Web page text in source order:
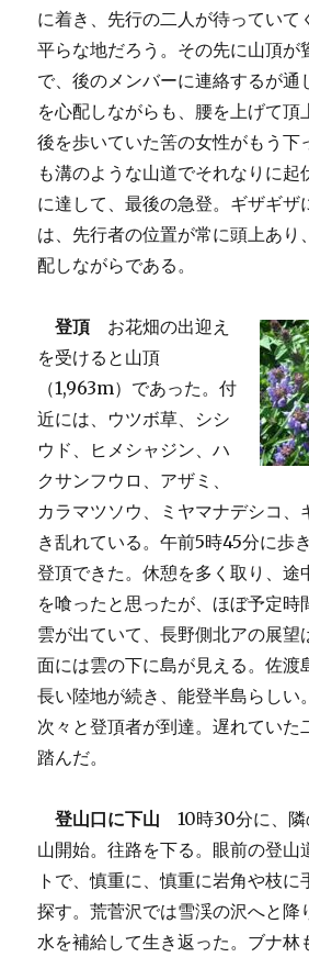
に着き、先行の二人が待っていて
平らな地だろう。その先に山頂が
で、後のメンバーに連絡するが通
を心配しながらも、腰を上げて頂
後を歩いていた筈の女性がもう下
も溝のような山道でそれなりに起
に達して、最後の急登。ギザギザ
は、先行者の位置が常に頭上あり
配しながらである。
登頂 お花畑の出迎え
を受けると山頂
（1,963m）であった。付
近には、ウツボ草、シシ
ウド、ヒメシャジン、ハ
クサンフウロ、アザミ、
カラマツソウ、ミヤマナデシコ、
き乱れている。午前5時45分に歩
登頂できた。休憩を多く取り、途
を喰ったと思ったが、ほぼ予定時
雲が出ていて、長野側北アの展望
面には雲の下に島が見える。佐渡
長い陸地が続き、能登半島らしい
次々と登頂者が到達。遅れていた
踏んだ。
登山口に下山 10時30分に、隣
山開始。往路を下る。眼前の登山
トで、慎重に、慎重に岩角や枝に
探す。荒菅沢では雪渓の沢へと降
水を補給して生き返った。ブナ林